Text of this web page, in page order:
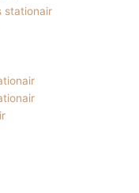
stationair